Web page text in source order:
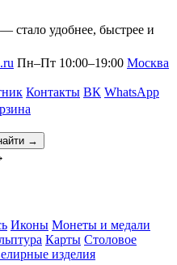
стало удобнее, быстрее и
Пн–Пт 10:00–19:00 Москва
Контакты ВК WhatsApp
→
Иконы Монеты и медали
Карты Столовое
изделия